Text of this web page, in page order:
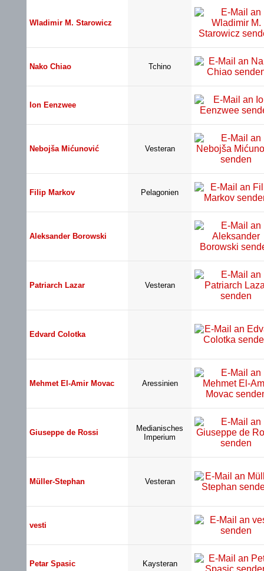
Wladimir M. Starowicz
Nako Chiao Tchino
Ion Eenzwee
Nebojša Mićunović Vesteran
Filip Markov Pelagonien
Aleksander Borowski
Patriarch Lazar Vesteran
Edvard Colotka
Mehmet El-Amir Movac Aressinien
Giuseppe de Rossi
Medianisches
Imperium
Müller-Stephan Vesteran
vesti
Petar Spasic Kaysteran